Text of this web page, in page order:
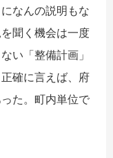
なんの説明もな
聞く機会は一度
い「整備計画」
確に言えば、府
た。町内単位で